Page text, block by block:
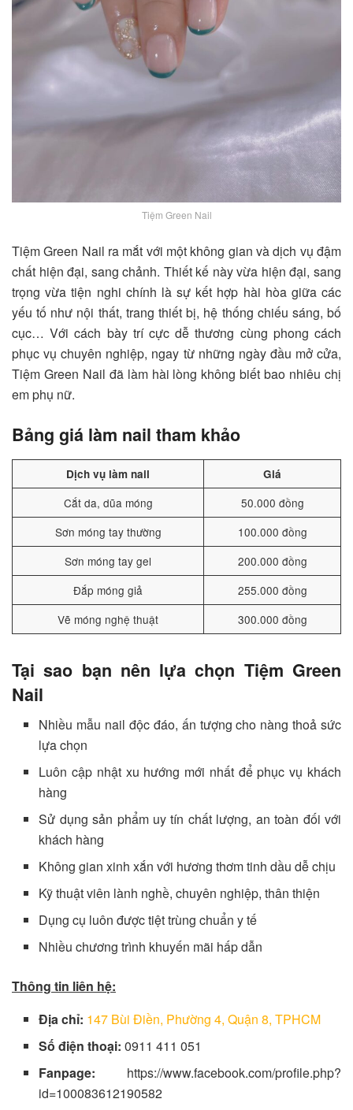
Tiệm Green Nail
Tiệm Green Nail ra mắt với một không gian và dịch vụ đậm
chất hiện đại, sang chảnh. Thiết kế này vừa hiện đại, sang
trọng vừa tiện nghi chính là sự kết hợp hài hòa giữa các
yếu tố như nội thất, trang thiết bị, hệ thống chiếu sáng, bố
cục… Với cách bày trí cực dễ thương cùng phong cách
phục vụ chuyên nghiệp, ngay từ những ngày đầu mở cửa,
Tiệm Green Nail đã làm hài lòng không biết bao nhiêu chị
em phụ nữ.
Bảng giá làm nail tham khảo
Dịch vụ làm nail Giá
Cắt da, dũa móng
50.000 đồng
Sơn móng tay thường
100.000 đồng
Sơn móng tay gel
200.000 đồng
Đắp móng giả
255.000 đồng
Vẽ móng nghệ thuật
300.000 đồng
Tại sao bạn nên lựa chọn Tiệm Green
Nail
Nhiều mẫu nail độc đáo, ấn tượng cho nàng thoả sức
lựa chọn
Luôn cập nhật xu hướng mới nhất để phục vụ khách
hàng
Sử dụng sản phẩm uy tín chất lượng, an toàn đối với
khách hàng
Không gian xinh xắn với hương thơm tinh dầu dễ chịu
Kỹ thuật viên lành nghề, chuyên nghiệp, thân thiện
Dụng cụ luôn được tiệt trùng chuẩn y tế
Nhiều chương trình khuyến mãi hấp dẫn
Thông tin liên hệ:
Địa chỉ: 147 Bùi Điền, Phường 4, Quận 8, TPHCM
Số điện thoại: 0911 411 051
Fanpage: https://www.facebook.com/profile.php?
id=100083612190582